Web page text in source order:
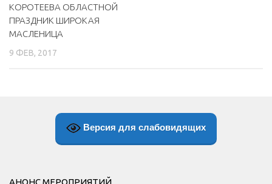
КОРОТЕЕВА ОБЛАСТНОЙ
ПРАЗДНИК ШИРОКАЯ
МАСЛЕНИЦА
9 ФЕВ, 2017
Версия для слабовидящих